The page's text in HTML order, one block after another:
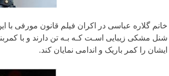
خانم گلاره عباسی در اکران فیلم قانون مورفی با
شنل مشکی زیبایی اسـت کـه بـه تن دارند و با
ایشان را کمر باریک و اندامی نمایان کند.